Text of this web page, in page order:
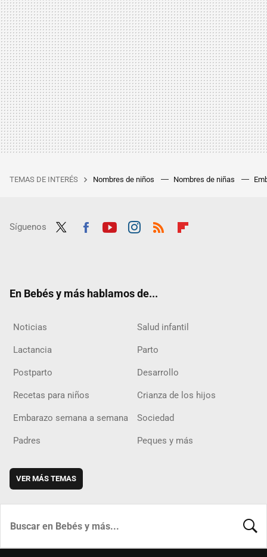
TEMAS DE INTERÉS Nombres de niños Nombres de niñas
Síguenos
En Bebés y más hablamos de...
Noticias Salud infantil
Lactancia Parto
Postparto Desarrollo
Recetas para niños Crianza de los hijos
Embarazo semana a semana Sociedad
Padres Peques y más
VER MÁS TEMAS